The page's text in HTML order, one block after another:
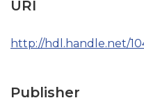
URI
http://hdl.handle.net/
Publisher